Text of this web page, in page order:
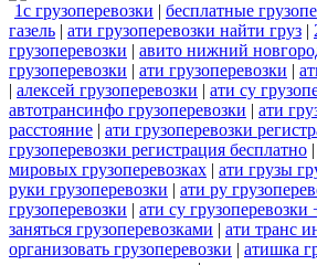
1с грузоперевозки | бесплатные
газель | ати грузоперевозки найти груз |
грузоперевозки | авито нижний
грузоперевозки | ати грузоперевозки |
| алексей грузоперевозки | ати су
автотрансинфо грузоперевозки | ати
расстояние | ати грузоперевозки
грузоперевозки регистрация бесплатно |
мировых грузоперевозках | ати грузы
руки грузоперевозки | ати ру
грузоперевозки | ати су грузоперевозки
заняться грузоперевозками | ати транс
организовать грузоперевозки | атишка